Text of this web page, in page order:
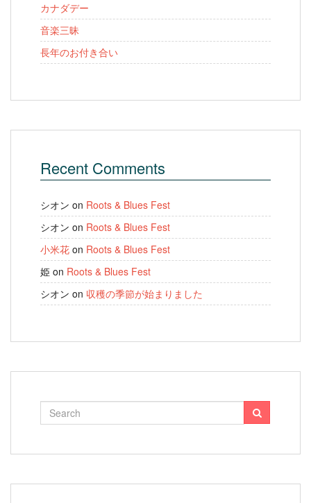
カナダデー
音楽三昧
長年のお付き合い
Recent Comments
シオン on Roots & Blues Fest
シオン on Roots & Blues Fest
小米花 on Roots & Blues Fest
姫 on Roots & Blues Fest
シオン on 収穫の季節が始まりました